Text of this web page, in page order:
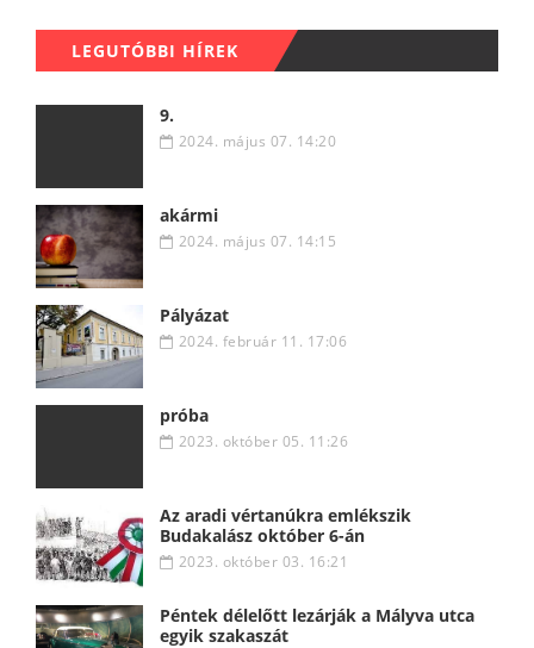
LEGUTÓBBI HÍREK
9.
2024. május 07. 14:20
akármi
2024. május 07. 14:15
Pályázat
2024. február 11. 17:06
próba
2023. október 05. 11:26
Az aradi vértanúkra emlékszik
Budakalász október 6-án
2023. október 03. 16:21
Péntek délelőtt lezárják a Mályva utca
egyik szakaszát